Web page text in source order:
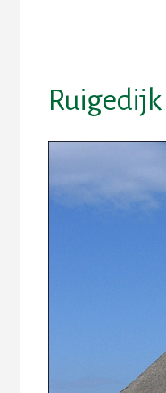
Ruigedijk